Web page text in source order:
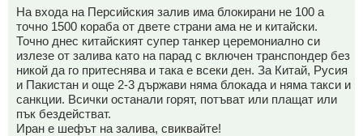
На входа на Персийския залив има блокирани не 100 а
точно 1500 кораба от двете страни ама не и китайски.
Точно днес китайският супер танкер церемониално си
излезе от залива като на парад с включен транспондер без
никой да го притеснява и така е всеки ден. За Китай, Русия
и Пакистан и още 2-3 държави няма блокада и няма такси и
санкции. Всички останали горят, потъват или плащат или
пък бездействат.
Иран е шефът на залива, свиквайте!